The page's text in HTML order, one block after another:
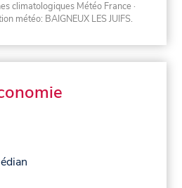
climatologiques Météo France ·
météo: BAIGNEUX LES JUIFS.